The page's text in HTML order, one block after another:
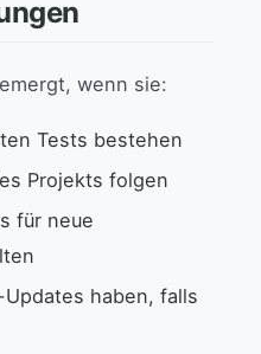
wenn sie:
Tests bestehen
Projekts folgen
für neue
haben, falls